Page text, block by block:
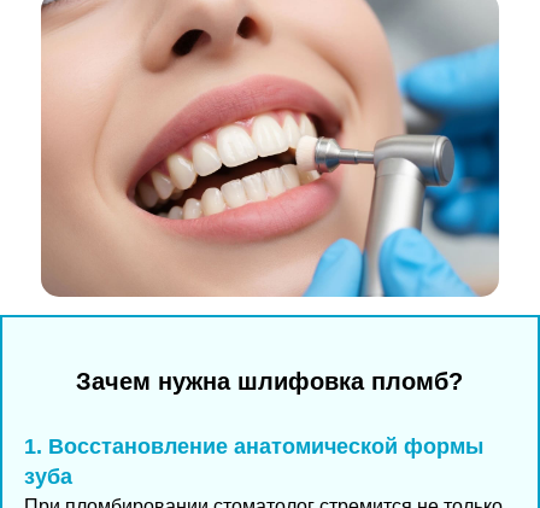
Зачем нужна шлифовка пломб?
1. Восстановление анатомической формы
зуба